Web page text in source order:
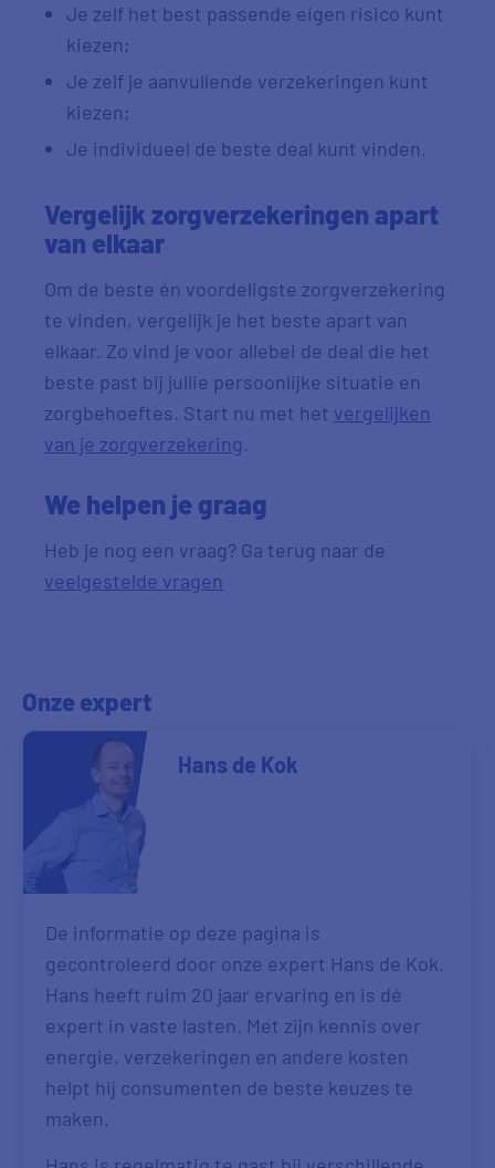
Je zelf het best passende eigen risico kunt
kiezen;
Je zelf je aanvullende verzekeringen kunt
kiezen;
Je individueel de beste deal kunt vinden.
Vergelijk zorgverzekeringen apart
van elkaar
Om de beste én voordeligste zorgverzekering
te vinden, vergelijk je het beste apart van
elkaar. Zo vind je voor allebei de deal die het
beste past bij jullie persoonlijke situatie en
zorgbehoeftes. Start nu met het vergelijken
van je zorgverzekering.
We helpen je graag
Heb je nog een vraag? Ga terug naar de
veelgestelde vragen
Onze expert
Hans de Kok
De informatie op deze pagina is
gecontroleerd door onze expert Hans de Kok.
Hans heeft ruim 20 jaar ervaring en is dé
expert in vaste lasten. Met zijn kennis over
energie, verzekeringen en andere kosten
helpt hij consumenten de beste keuzes te
maken.